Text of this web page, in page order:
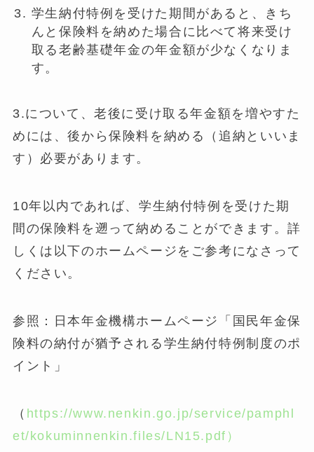
学生納付特例を受けた期間があると、きち
んと保険料を納めた場合に比べて将来受け
取る老齢基礎年金の年金額が少なくなりま
す。
3.について、老後に受け取る年金額を増やすた
めには、後から保険料を納める（追納といいま
す）必要があります。
10年以内であれば、学生納付特例を受けた期
間の保険料を遡って納めることができます。詳
しくは以下のホームページをご参考になさって
ください。
参照：日本年金機構ホームページ「国民年金保
険料の納付が猶予される学生納付特例制度のポ
イント」
（ https://www.nenkin.go.jp/service/pamphl
et/kokuminnenkin.files/LN15.pdf）